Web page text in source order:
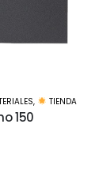
, TIENDA
1500